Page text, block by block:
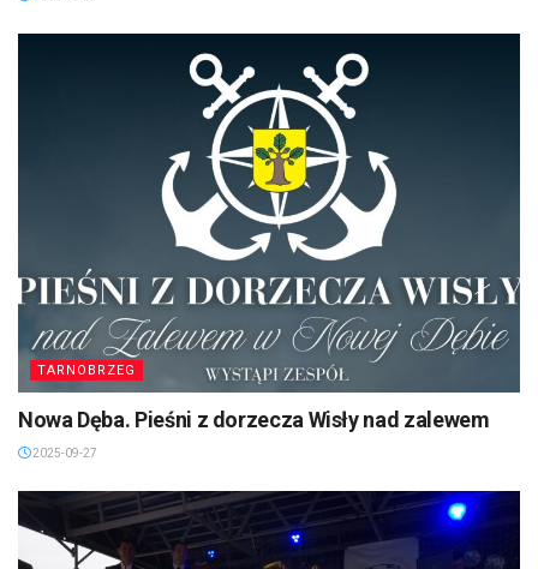
TARNOBRZEG
Nowa Dęba. Pieśni z dorzecza Wisły nad zalewem
2025-09-27